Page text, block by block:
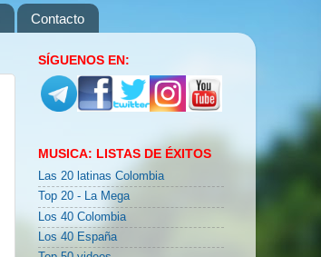
Contacto
SÍGUENOS EN:
MUSICA: LISTAS DE ÉXITOS
Las 20 latinas Colombia
Top 20 - La Mega
Los 40 Colombia
Los 40 España